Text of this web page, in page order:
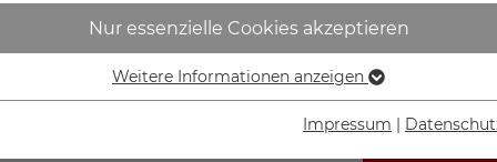
IN DEN
Nur essenzielle Cookies akzeptieren
Essenzielle Cookies werden für grundlegende Funktionen der
Weitere Informationen anzeigen
Impressum